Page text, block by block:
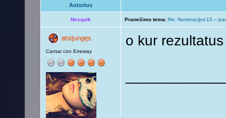
Autorius
Nesquik Pranešimo tema: Re: Nominacijos'15 –
Cantar con Erreway
o kur